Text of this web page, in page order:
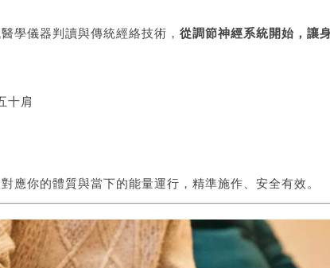
學儀器判讀與傳統經絡技術， 從調節神經系統開始，讓
十肩
應你的體質與當下的能量運行，精準施作、安全有效。